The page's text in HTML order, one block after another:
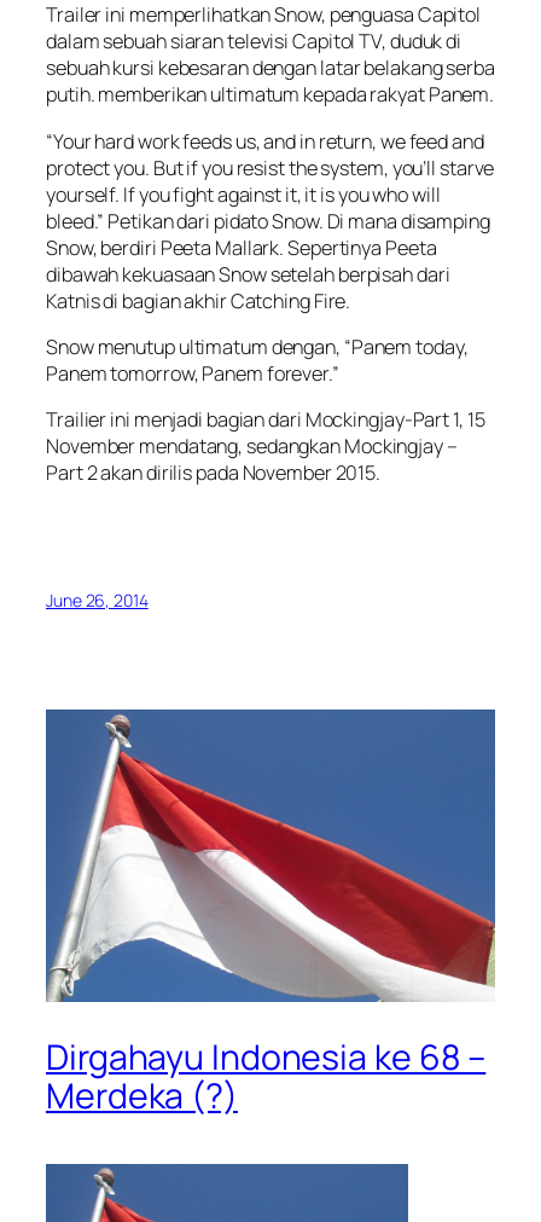
Trailer ini memperlihatkan Snow, penguasa Capitol
dalam sebuah siaran televisi Capitol TV, duduk di
sebuah kursi kebesaran dengan latar belakang serba
putih. memberikan ultimatum kepada rakyat Panem.
“Your hard work feeds us, and in return, we feed and
protect you. But if you resist the system, you’ll starve
yourself. If you fight against it, it is you who will
bleed.” Petikan dari pidato Snow. Di mana disamping
Snow, berdiri Peeta Mallark. Sepertinya Peeta
dibawah kekuasaan Snow setelah berpisah dari
Katnis di bagian akhir Catching Fire.
Snow menutup ultimatum dengan, “Panem today,
Panem tomorrow, Panem forever.”
Trailier ini menjadi bagian dari Mockingjay-Part 1, 15
November mendatang, sedangkan Mockingjay –
Part 2 akan dirilis pada November 2015.
June 26, 2014
Dirgahayu Indonesia ke 68 –
Merdeka (?)